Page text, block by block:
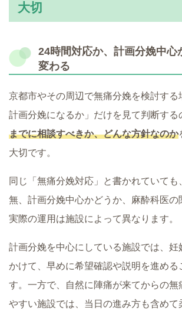
大切
24時間対応か、計画分娩中心
変わる
京都市やその周辺で無痛分娩を検討する
計画分娩になるか」だけを見て判断する
までに相談すべきか、どんな方針なのか
大切です。
同じ「無痛分娩対応」と書かれていて
無、計画分娩中心かどうか、麻酔科医の
実際の運用は施設によって異なります。
計画分娩を中心にしている施設では、妊
かけて、早めに希望確認や説明を進める
す。一方で、自然に陣痛が来てからの無
やすい施設では、当日の進み方も含めて